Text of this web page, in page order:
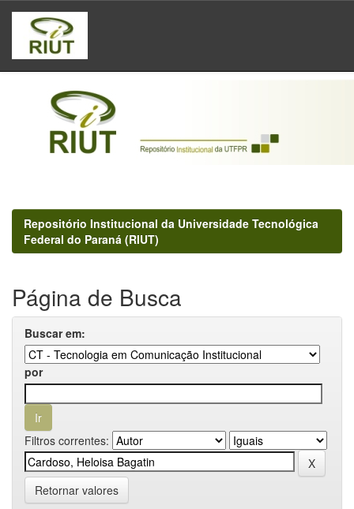
Skip
navigation
Repositório Institucional da Universidade Tecnológica
Federal do Paraná (RIUT)
Página de Busca
Buscar em:
por
Filtros correntes:
Retornar valores